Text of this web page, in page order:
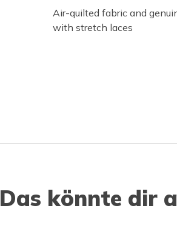
Air-quilted fabric and
with stretch laces
Das könnte dir